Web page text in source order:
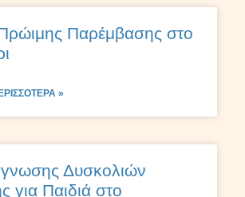
Παρέμβασης στο
»
Δυσκολιών
για Παιδιά στο